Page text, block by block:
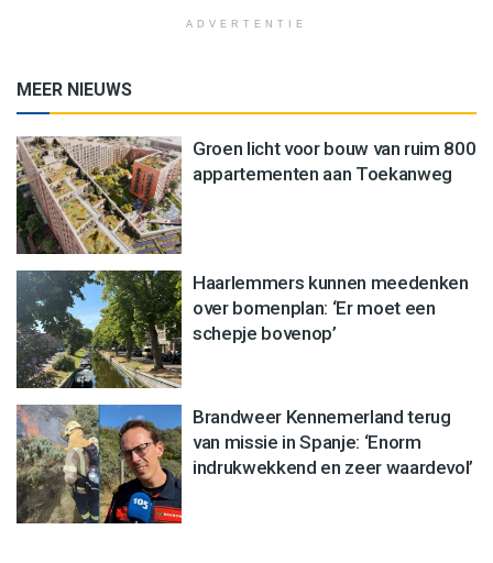
ADVERTENTIE
MEER NIEUWS
Groen licht voor bouw van ruim 800
appartementen aan Toekanweg
Haarlemmers kunnen meedenken
over bomenplan: ‘Er moet een
schepje bovenop’
Brandweer Kennemerland terug
van missie in Spanje: ‘Enorm
indrukwekkend en zeer waardevol’